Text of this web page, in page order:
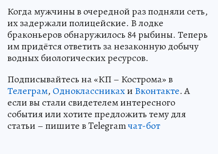
Когда мужчины в очередной раз подняли сеть,
их задержали полицейские. В лодке
браконьеров обнаружилось 84 рыбины. Теперь
им придётся ответить за незаконную добычу
водных биологических ресурсов.
Подписывайтесь на «КП – Кострома» в
Телеграм, Одноклассникахи Вконтакте. А
если вы стали свидетелем интересного
события или хотите предложить тему для
статьи – пишите в Telegramчат-бот